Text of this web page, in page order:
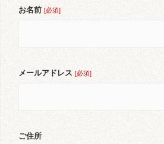
お名前 [必須]
メールアドレス [必須]
ご住所